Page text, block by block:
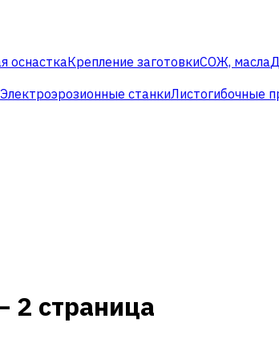
оснасткаКрепление заготовкиСОЖ, масла
Электроэрозионные станкиЛистогибочные
2 страница